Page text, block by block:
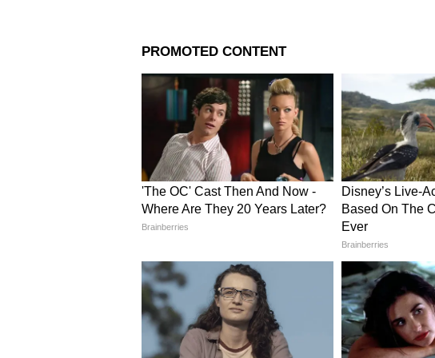
মশলা চা
একটি মশলাদার ভারতীয় চা যা কালো চা
এবং লবঙ্গের মতো মশলার মিশ্রণ দিয়ে তৈরি।
আরামদায়ক এবং সুগন্ধযুক্ত পানীয়।
4